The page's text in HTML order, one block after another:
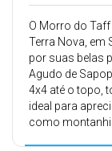
O Morro do
Terra Nova, em
por suas belas
Agudo de
4x4 até o topo,
ideal para
como